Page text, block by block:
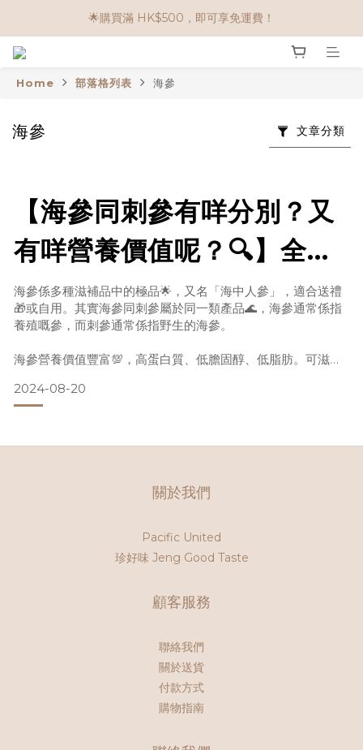
🌟購物滿 HK$650享95折； HK$950享9折；HK$1500享85折
🌟購買滿 HK$500，即可享免運費！
任選兩件$80！ 🌟韓國骨膠原啫喱：$270/3件；$510/6件
🌟購物滿 HK$650享95折； HK$950享9折；HK$1500享85折
Home 部落格列表 海參
海參 文章分類
【海參同刺參有咩分別？又
有咩營養價值呢？🔍】全線
海參低至9折優惠🤩！
海參係多種滋補品中的極品🌟，又名「海中人參」，適合送禮
🎁或自用。其實海參同刺參屬於同一類產品🌊，海參通常係指
養殖嘅參，而刺參通常係指野生的海參。
海參營養價值豐富💯，高蛋白質、低膽固醇、低脂肪。可滋陰
質弱人士、孕婦、產後媽媽、長者或術後人士😊。
非刺參、加州紅參、地中海刺參、印尼松鼠參、澳洲禿參、加
2024-08-20
關於我們
Pacific United
珍好味 Jeng Good Taste
顧客服務
聯絡我們
關於送貨
付款方式
購物指南